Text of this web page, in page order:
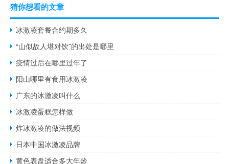
猜你想看的文章
冰激凌套餐合约期多久
“山似故人堪对饮”的出处是哪里
疫情过后在哪里过年了
阳山哪里有食用冰激凌
广东的冰激凌叫什么
冰激凌蛋糕怎样做
炸冰激凌的做法视频
日本中国冰激凌品牌
黄色表盘适合多大年龄